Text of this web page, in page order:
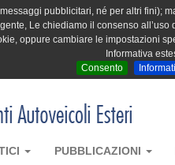
pubblicitari, né per altri
Le chiediamo il consenso
oppure cambiare le impostazioni
Informativa
Consento
PUBBLICAZIONI